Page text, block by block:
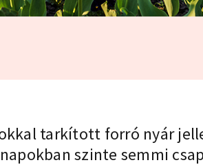
tarkított forró nyár
szinte semmi